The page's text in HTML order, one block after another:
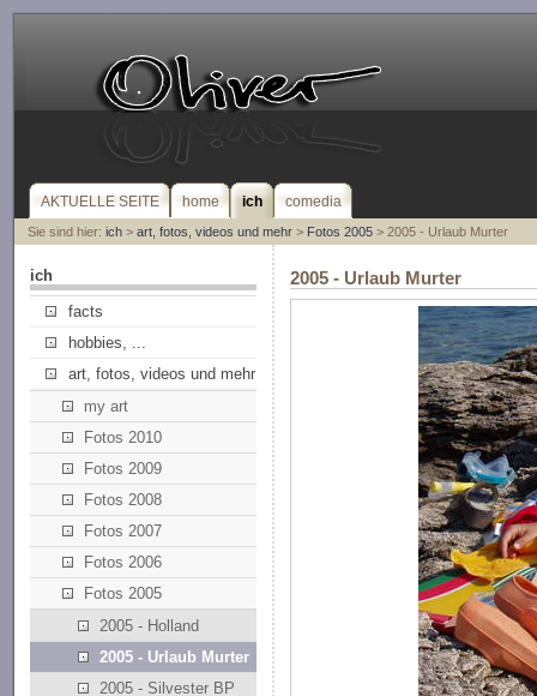
AKTUELLE SEITE home ich comedia
Sie sind hier: ich> art, fotos, videos und mehr> Fotos 2005> 2005 - Urlaub Murter
ich
facts
hobbies, ...
art, fotos, videos und mehr
my art
Fotos 2010
Fotos 2009
Fotos 2008
Fotos 2007
Fotos 2006
Fotos 2005
2005 - Holland
2005 - Urlaub Murter
2005 - Silvester BP
2005 - Urlaub Murter